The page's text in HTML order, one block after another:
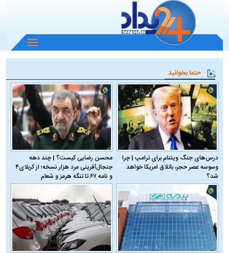
باز
و
منو
حتما بخوانید
درس‌های جنگ ویتنام برای ترامپ | چرا
وسوسه عصر حجر، باتلاق امریکا خواهد
شد؟
محسن رضایی کیست؟ | چند دهه
جنجال‌آفرینی مرد هزار نسخه؛ از کربلای۴
و نامه ۶۷ تا تنگه هرمز و شعام